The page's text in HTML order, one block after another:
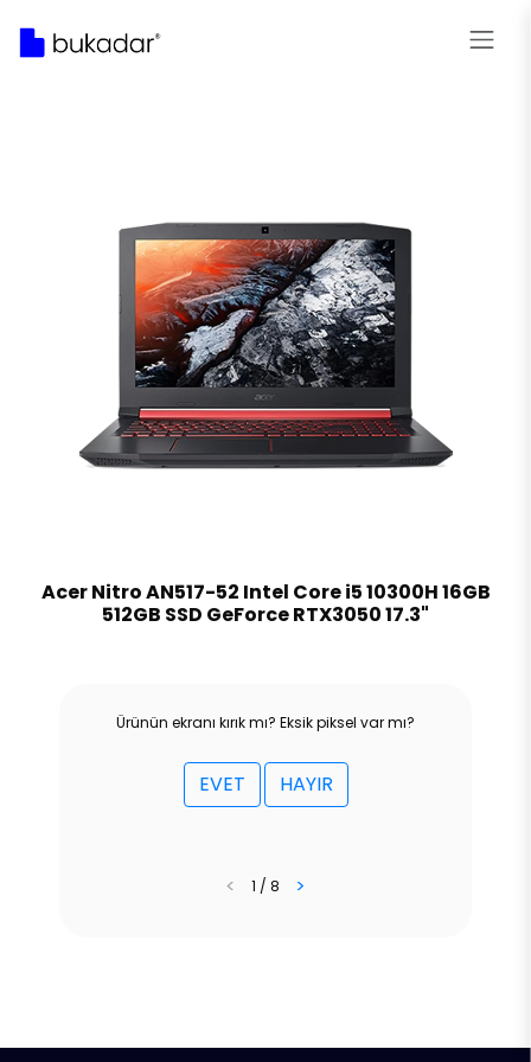
Acer Nitro AN517-52 Intel Core i5 10300H 16GB
512GB SSD GeForce RTX3050 17.3"
Ürünün ekranı kırık mı? Eksik piksel var mı?
EVET HAYIR
< 1 / 8 >